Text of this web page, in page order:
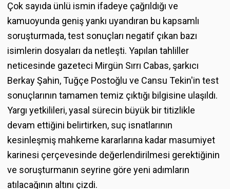
Çok sayıda ünlü ismin ifadeye çağrıldığı ve
kamuoyunda geniş yankı uyandıran bu kapsamlı
soruşturmada, test sonuçları negatif çıkan bazı
isimlerin dosyaları da netleşti. Yapılan tahliller
neticesinde gazeteci Mirgün Sırrı Cabas, şarkıcı
Berkay Şahin, Tuğçe Postoğlu ve Cansu Tekin'in test
sonuçlarının tamamen temiz çıktığı bilgisine ulaşıldı.
Yargı yetkilileri, yasal sürecin büyük bir titizlikle
devam ettiğini belirtirken, suç isnatlarının
kesinleşmiş mahkeme kararlarına kadar masumiyet
karinesi çerçevesinde değerlendirilmesi gerektiğinin
ve soruşturmanın seyrine göre yeni adımların
atılacağının altını çizdi.